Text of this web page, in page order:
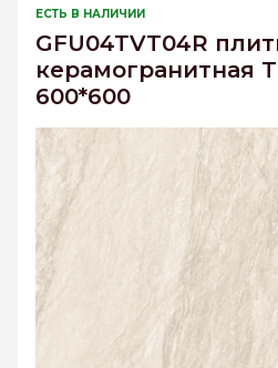
ЕСТЬ В НАЛИЧИИ
GFU04TVT04R
керамогранитная
600*600